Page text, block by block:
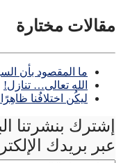
مقالات مختارة
ما المقصود بأن
الله تعالى… تنازل!
ليكُن اختلافُنا
إشترك بنشرتنا
عبر بريدك